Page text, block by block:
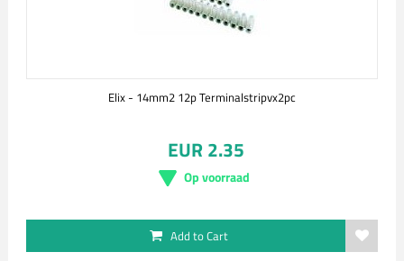
Elix - 14mm2 12p Terminalstripvx2pc
EUR 2.35
Op voorraad
Add to Cart